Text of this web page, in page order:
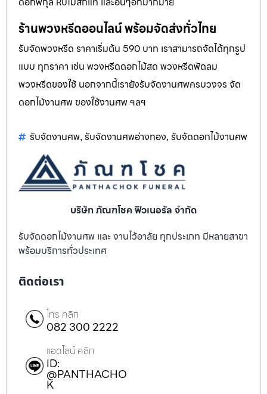
ร้านพวงหรีดออนไลน์ พร้อมจัดส่งทั่วไทย
รับจัดพวงหรีด ราคาเริ่มต้น 590 บาท เราสามารถจัดได้ทุกรูป
แบบ ทุกราคา เช่น พวงหรีดดอกไม้สด พวงหรีดพัดลม
พวงหรีดของใช้ นอกจากนี้เรายังรับจัดงานศพครบวงจร จัด
ดอกไม้งานศพ ของใช้งานศพ ฯลฯ
รับจัดงานศพ, รับจัดงานศพอ่างทอง, รับจัดดอกไม้งานศพ
บริษัท ภัณฑโชค ฟิวเนอรัล จำกัด
รับจัดดอกไม้งานศพ และ งานไว้อาลัย ทุกประเภท มีหลายสาขา
พร้อมบริการทั่วประเทศ
ติดต่อเรา
โทร คลิก
082 300 2222
แอดไลน์ คลิก
ID:
@PANTHACHO
K